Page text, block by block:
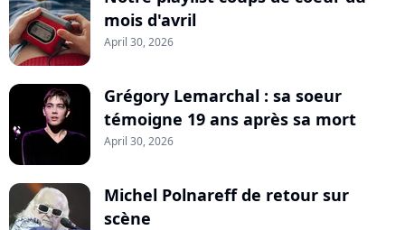
mois d'avril
April 30, 2026
Grégory Lemarchal : sa soeur
témoigne 19 ans après sa mort
April 30, 2026
Michel Polnareff de retour sur
scène